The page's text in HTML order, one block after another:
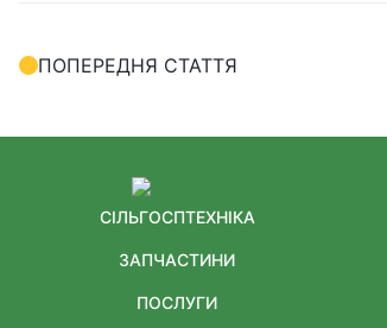
ПОПЕРЕДНЯ СТАТТЯ
СІЛЬГОСПТЕХНІКА
ЗАПЧАСТИНИ
ПОСЛУГИ